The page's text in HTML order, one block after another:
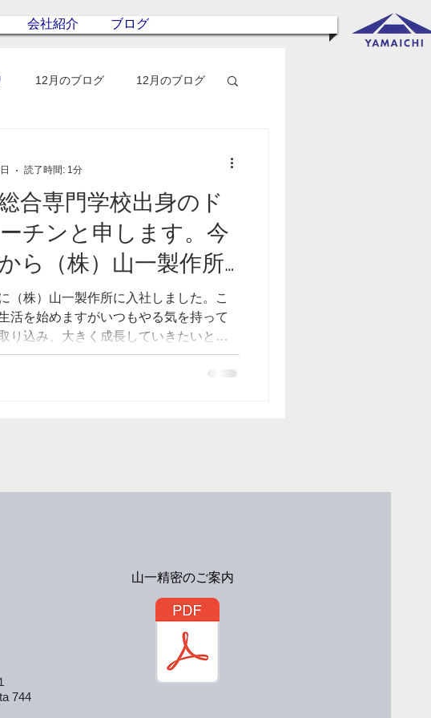
会社紹介 ブログ
12月のブログ 12月のブログ
合専門学校出身のド
チンと申します。今
ら（株）山一製作所
した
（株）山一製作所に入社しました。こ
活を始めますがいつもやる気を持って
り込み、大きく成長していきたいと思
るだけ早く仕事を覚えて一人前になる
。
読了時間: 1分
744
山一精密のご案内